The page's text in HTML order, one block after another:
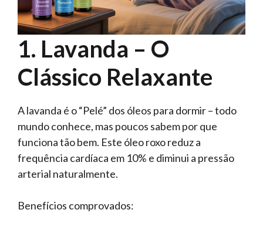
1. Lavanda – O
Clássico Relaxante
A lavanda é o “Pelé” dos óleos para dormir – todo
mundo conhece, mas poucos sabem por que
funciona tão bem. Este óleo roxo reduz a
frequência cardíaca em 10% e diminui a pressão
arterial naturalmente.
Benefícios comprovados: